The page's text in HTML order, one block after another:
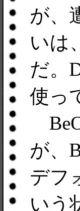
が、
いは
だ。
使っ
が、
デフ
いう